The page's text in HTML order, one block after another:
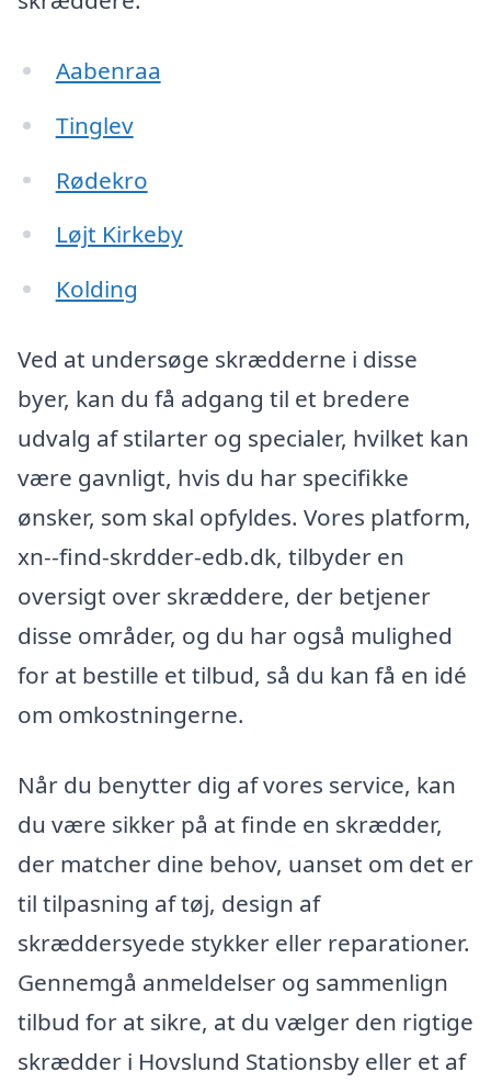
Aabenraa
Tinglev
Rødekro
Løjt Kirkeby
Kolding
Ved at undersøge skrædderne i disse
byer, kan du få adgang til et bredere
udvalg af stilarter og specialer, hvilket kan
være gavnligt, hvis du har specifikke
ønsker, som skal opfyldes. Vores platform,
xn--find-skrdder-edb.dk, tilbyder en
oversigt over skræddere, der betjener
disse områder, og du har også mulighed
for at bestille et tilbud, så du kan få en idé
om omkostningerne.
Når du benytter dig af vores service, kan
du være sikker på at finde en skrædder,
der matcher dine behov, uanset om det er
til tilpasning af tøj, design af
skræddersyede stykker eller reparationer.
Gennemgå anmeldelser og sammenlign
tilbud for at sikre, at du vælger den rigtige
skrædder i Hovslund Stationsby eller et af